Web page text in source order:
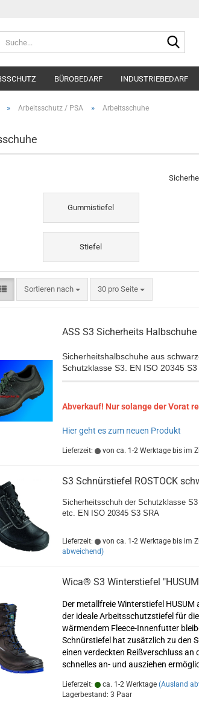
BÜROBEDARF INDUSTRIEBEDARF
» Arbeitsschutz / PSA » Arbeitsschuhe
Gummistiefel
Stiefel
Sortieren nach
Sortieren nach 30 pro Seite
pro Seite
ASS S3 Sicherheits
Sicherheitshalbschuhe aus
Schutzklasse S3. EN ISO 20345 S3
Abverkauf! Nur solange der Vorat
Hier geht es zum neuen Produkt
Lieferzeit: von ca. 1-2 Werktage bis im
S3 Schnürstiefel ROSTOCK
Sicherheitsschuh der Schutzklasse
etc. EN ISO 20345 S3 SRA
Lieferzeit: von ca. 1-2 Werktage bis im
abweichend)
Wica® S3 Winterstiefel
Der metallfreie Winterstiefel
der ideale Arbeitsschutzstiefel für
wärmendem Fleece-Innenfutter
Schnürstiefel hat zusätzlich zu den
einen verdeckten Reißverschluss an
schnelles an- und ausziehen
Lieferzeit: ca. 1-2 Werktage (Ausland
Lagerbestand: 3 Paar